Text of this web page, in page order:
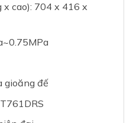
x cao): 704 x 416 x
gioăng đế